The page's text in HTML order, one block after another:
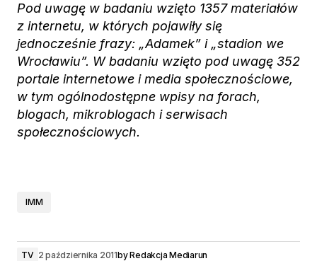
Pod uwagę w badaniu wzięto 1357 materiałów
z internetu, w których pojawiły się
jednocześnie frazy: „Adamek” i „stadion we
Wrocławiu”. W badaniu wzięto pod uwagę 352
portale internetowe i media społecznościowe,
w tym ogólnodostępne wpisy na forach,
blogach, mikroblogach i serwisach
społecznościowych.
IMM
TV 2 października 2011byRedakcja Mediarun